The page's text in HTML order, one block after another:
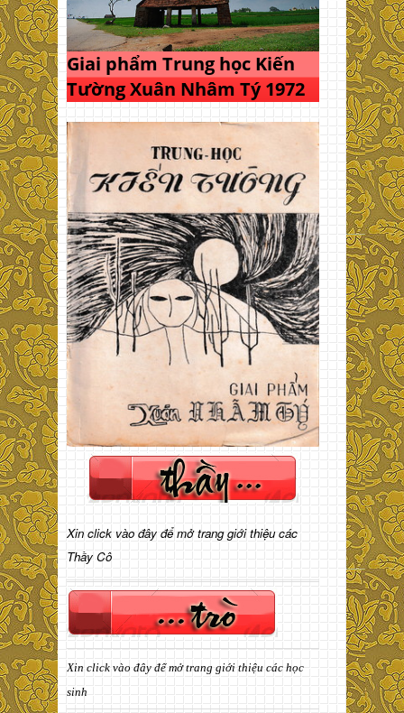
Giai phẩm Trung học Kiến
Tường Xuân Nhâm Tý 1972
Xin click vào đây để mở trang giới thiệu các
Thầy Cô
Xin click vào đây để mở trang giới thiệu các học
sinh